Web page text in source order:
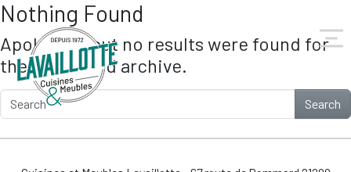
Skip to main content
Nothing Found
Apologies, but no results were found for
the requested archive.
Search